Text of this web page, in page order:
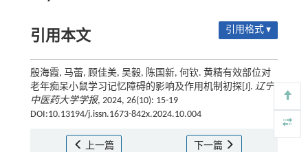
引用本文 引用格式 ▾
殷海霞, 马蕾, 顾佳美, 吴毅, 陈国新, 何钦. 黄精有效部位对
老年痴呆小鼠学习记忆障碍的影响及作用机制初探[J]. 辽宁
中医药大学学报, 2024, 26(10): 15-19
DOI:10.13194/j.issn.1673-842x.2024.10.004
上一篇 下一篇